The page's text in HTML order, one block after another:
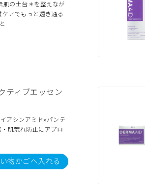
肌の土台＊を整えなが
アでもっと透き通る
ティブエッセン
アシンアミド×パンテ
肌荒れ防止にアプロ
物かごへ入れる